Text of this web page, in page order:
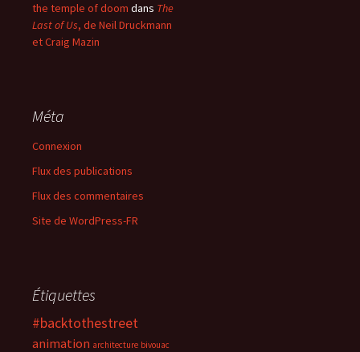
the temple of doom dans The
Last of Us, de Neil Druckmann
et Craig Mazin
Méta
Connexion
Flux des publications
Flux des commentaires
Site de WordPress-FR
Étiquettes
#backtothestreet
animation architecture bivouac